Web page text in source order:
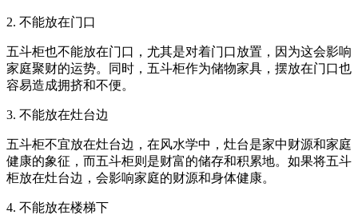
2. 不能放在门口
五斗柜也不能放在门口，尤其是对着门口放置，因为这会影响
家庭聚财的运势。同时，五斗柜作为储物家具，摆放在门口也
容易造成拥挤和不便。
3. 不能放在灶台边
五斗柜不宜放在灶台边，在风水学中，灶台是家中财源和家庭
健康的象征，而五斗柜则是财富的储存和积累地。如果将五斗
柜放在灶台边，会影响家庭的财源和身体健康。
4. 不能放在楼梯下